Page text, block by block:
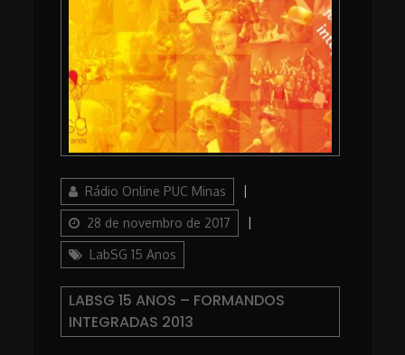
AuthorRádio Online PUC Minas
28 de novembro de 2017
LabSG 15 Anos
LABSG 15 ANOS – FORMANDOS
INTEGRADAS 2013